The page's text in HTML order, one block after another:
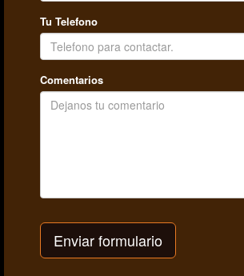
Tu Telefono
Comentarios
Enviar formulario